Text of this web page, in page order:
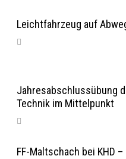
Leichtfahrzeug auf
Jahresabschlussübung
Technik im Mittelpunkt
FF-Maltschach bei KHD